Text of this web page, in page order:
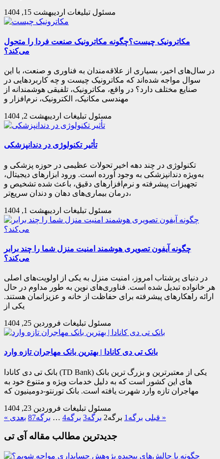
مسئول تبلیغات اردیبهشت 15, 1404
مکاترونیک چیست؟چگونه مکاترونیک صنعت فردا را متحول
می‌کند؟
در سال‌های اخیر، بسیاری از علاقه‌مندان به فناوری و صنعت، با این
سوال مواجه شده‌اند که مکاترونیک چیست و چه کاربردهایی در
صنایع مختلف دارد؟ در واقع، مکاترونیک، تلفیقی هوشمندانه از
مهندسی مکانیک، الکترونیک، نرم‌افزار و
مسئول تبلیغات اردیبهشت 2, 1404
تأثیر تکنولوژی در دندانپزشکی
تکنولوژی در چند دهه اخیر تحولات عظیمی در حوزه پزشکی و
به‌ویژه دندانپزشکی به وجود آورده است. ورود ابزارهای دیجیتال،
تجهیزات پیشرفته و نرم‌افزارهای دقیق، باعث شده تشخیص و
درمان بیماری‌های دهان و دندان سریع‌تر،
مسئول تبلیغات اردیبهشت 1, 1404
چگونه آیفون تصویری هوشمند امنیت منزل شما را چند برابر
می‌کند؟
در دنیای پرشتاب امروز، امنیت منزل به یکی از اولویت‌های اصلی
هر خانواده تبدیل شده است. فناوری‌های نوین به طور مداوم در حال
ارائه راهکارهای پیشرفته برای حفاظت از خانه و عزیزانمان هستند.
یکی از
مسئول تبلیغات فروردین 25, 1404
بانک تی دی کانادا | بهترین بانک مهاجران تازه وارد
بانک تی دی کانادا (TD Bank) یکی از معتبرترین و بزرگ ترین بانک
های این کشور است که به دلیل خدمات ویژه و متنوع خود به
مهاجران تازه وارد شهرت یافته است. بانک تورنتو-دومینیون که
مسئول تبلیغات فروردین 23, 1404
« قبلی برگه 1 برگه2 برگه3 برگه4
… برگه87 بعدی »
جدیدترین مطالب مقاله آی تی